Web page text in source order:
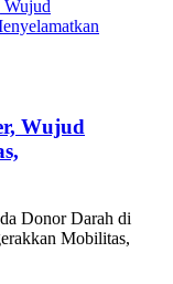
Wujud
Donor Darah di
Mobilitas,